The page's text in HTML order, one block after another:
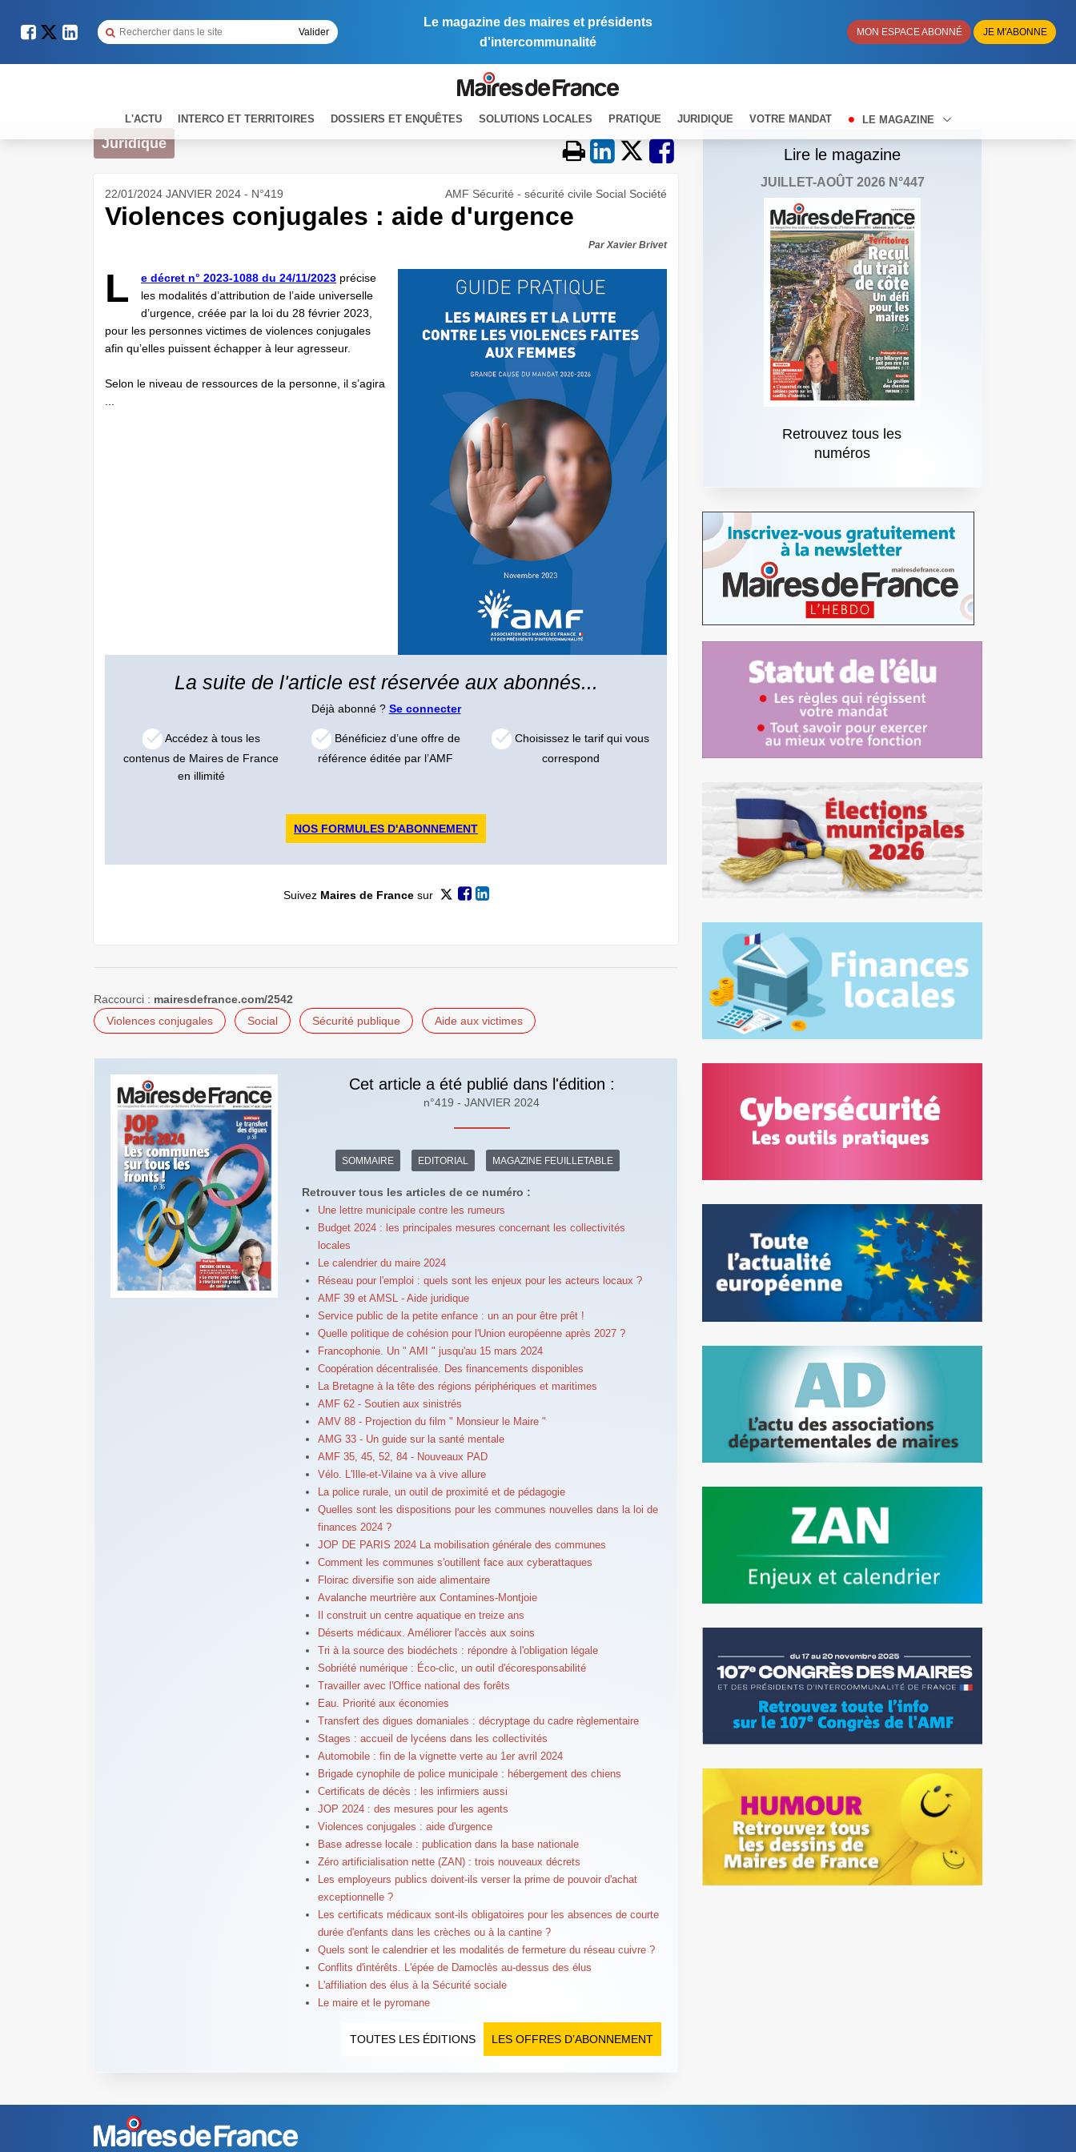
Le magazine des maires et présidents
d'intercommunalité
MON ESPACE ABONNÉ JE M'ABONNE
L'ACTU INTERCO ET TERRITOIRES DOSSIERS ET ENQUÊTES SOLUTIONS LOCALES PRATIQUE JURIDIQUE VOTRE MANDAT LE MAGAZINE
Juridique
22/01/2024 JANVIER 2024 - N°419 AMF Sécurité - sécurité civile Social Société
Violences conjugales : aide d'urgence
Par Xavier Brivet
L e décret n° 2023-1088 du 24/11/2023 précise
les modalités d’attribution de l’aide universelle
d’urgence, créée par la loi du 28 février 2023,
pour les personnes victimes de violences conjugales
afin qu’elles puissent échapper à leur agresseur.
Selon le niveau de ressources de la personne, il s’agira
La suite de l'article est réservée aux abonnés...
Déjà abonné ? Se connecter
Accédez à tous les
contenus de Maires de France
en illimité
Bénéficiez d’une offre de
référence éditée par l’AMF
Choisissez le tarif qui vous
correspond
NOS FORMULES D'ABONNEMENT
Suivez Maires de Francesur
Raccourci : mairesdefrance.com/2542
Violences conjugales
Social Sécurité publique Aide aux victimes
Cet article a été publié dans l'édition :
n°419 - JANVIER 2024
SOMMAIRE EDITORIAL MAGAZINE FEUILLETABLE
Retrouver tous les articles de ce numéro :
Une lettre municipale contre les rumeurs
Budget 2024 : les principales mesures concernant les collectivités
locales
Le calendrier du maire 2024
Réseau pour l'emploi : quels sont les enjeux pour les acteurs locaux ?
AMF 39 et AMSL - Aide juridique
Service public de la petite enfance : un an pour être prêt !
Quelle politique de cohésion pour l'Union européenne après 2027 ?
Francophonie. Un " AMI " jusqu'au 15 mars 2024
Coopération décentralisée. Des financements disponibles
La Bretagne à la tête des régions périphériques et maritimes
AMF 62 - Soutien aux sinistrés
AMV 88 - Projection du film " Monsieur le Maire "
AMG 33 - Un guide sur la santé mentale
AMF 35, 45, 52, 84 - Nouveaux PAD
Vélo. L'Ille-et-Vilaine va à vive allure
La police rurale, un outil de proximité et de pédagogie
Quelles sont les dispositions pour les communes nouvelles dans la loi de
finances 2024 ?
JOP DE PARIS 2024 La mobilisation générale des communes
Comment les communes s'outillent face aux cyberattaques
Floirac diversifie son aide alimentaire
Avalanche meurtrière aux Contamines-Montjoie
Il construit un centre aquatique en treize ans
Déserts médicaux. Améliorer l'accès aux soins
Tri à la source des biodéchets : répondre à l'obligation légale
Sobriété numérique : Éco-clic, un outil d'écoresponsabilité
Travailler avec l'Office national des forêts
Eau. Priorité aux économies
Transfert des digues domaniales : décryptage du cadre règlementaire
Stages : accueil de lycéens dans les collectivités
Automobile : fin de la vignette verte au 1er avril 2024
Brigade cynophile de police municipale : hébergement des chiens
Certificats de décès : les infirmiers aussi
JOP 2024 : des mesures pour les agents
Violences conjugales : aide d'urgence
Base adresse locale : publication dans la base nationale
Zéro artificialisation nette (ZAN) : trois nouveaux décrets
Les employeurs publics doivent-ils verser la prime de pouvoir d'achat
exceptionnelle ?
Les certificats médicaux sont-ils obligatoires pour les absences de courte
durée d'enfants dans les crèches ou à la cantine ?
Quels sont le calendrier et les modalités de fermeture du réseau cuivre ?
Conflits d'intérêts. L'épée de Damoclès au-dessus des élus
L'affiliation des élus à la Sécurité sociale
Le maire et le pyromane
LES OFFRES D’ABONNEMENT
TOUTES LES ÉDITIONS
Lire le magazine
JUILLET-AOÛT 2026 N°447
Retrouvez tous les
numéros